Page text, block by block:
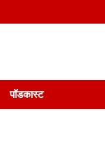
समझदारी भी और पॉडकास्ट
पॉडकास्ट